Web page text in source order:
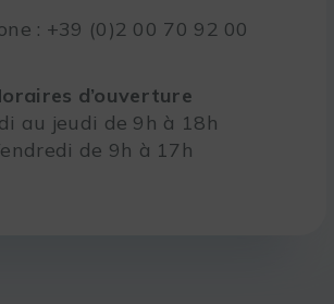
: +39 (0)2 00 70 92 00
d’ouverture
au jeudi de 9h à 18h
de 9h à 17h